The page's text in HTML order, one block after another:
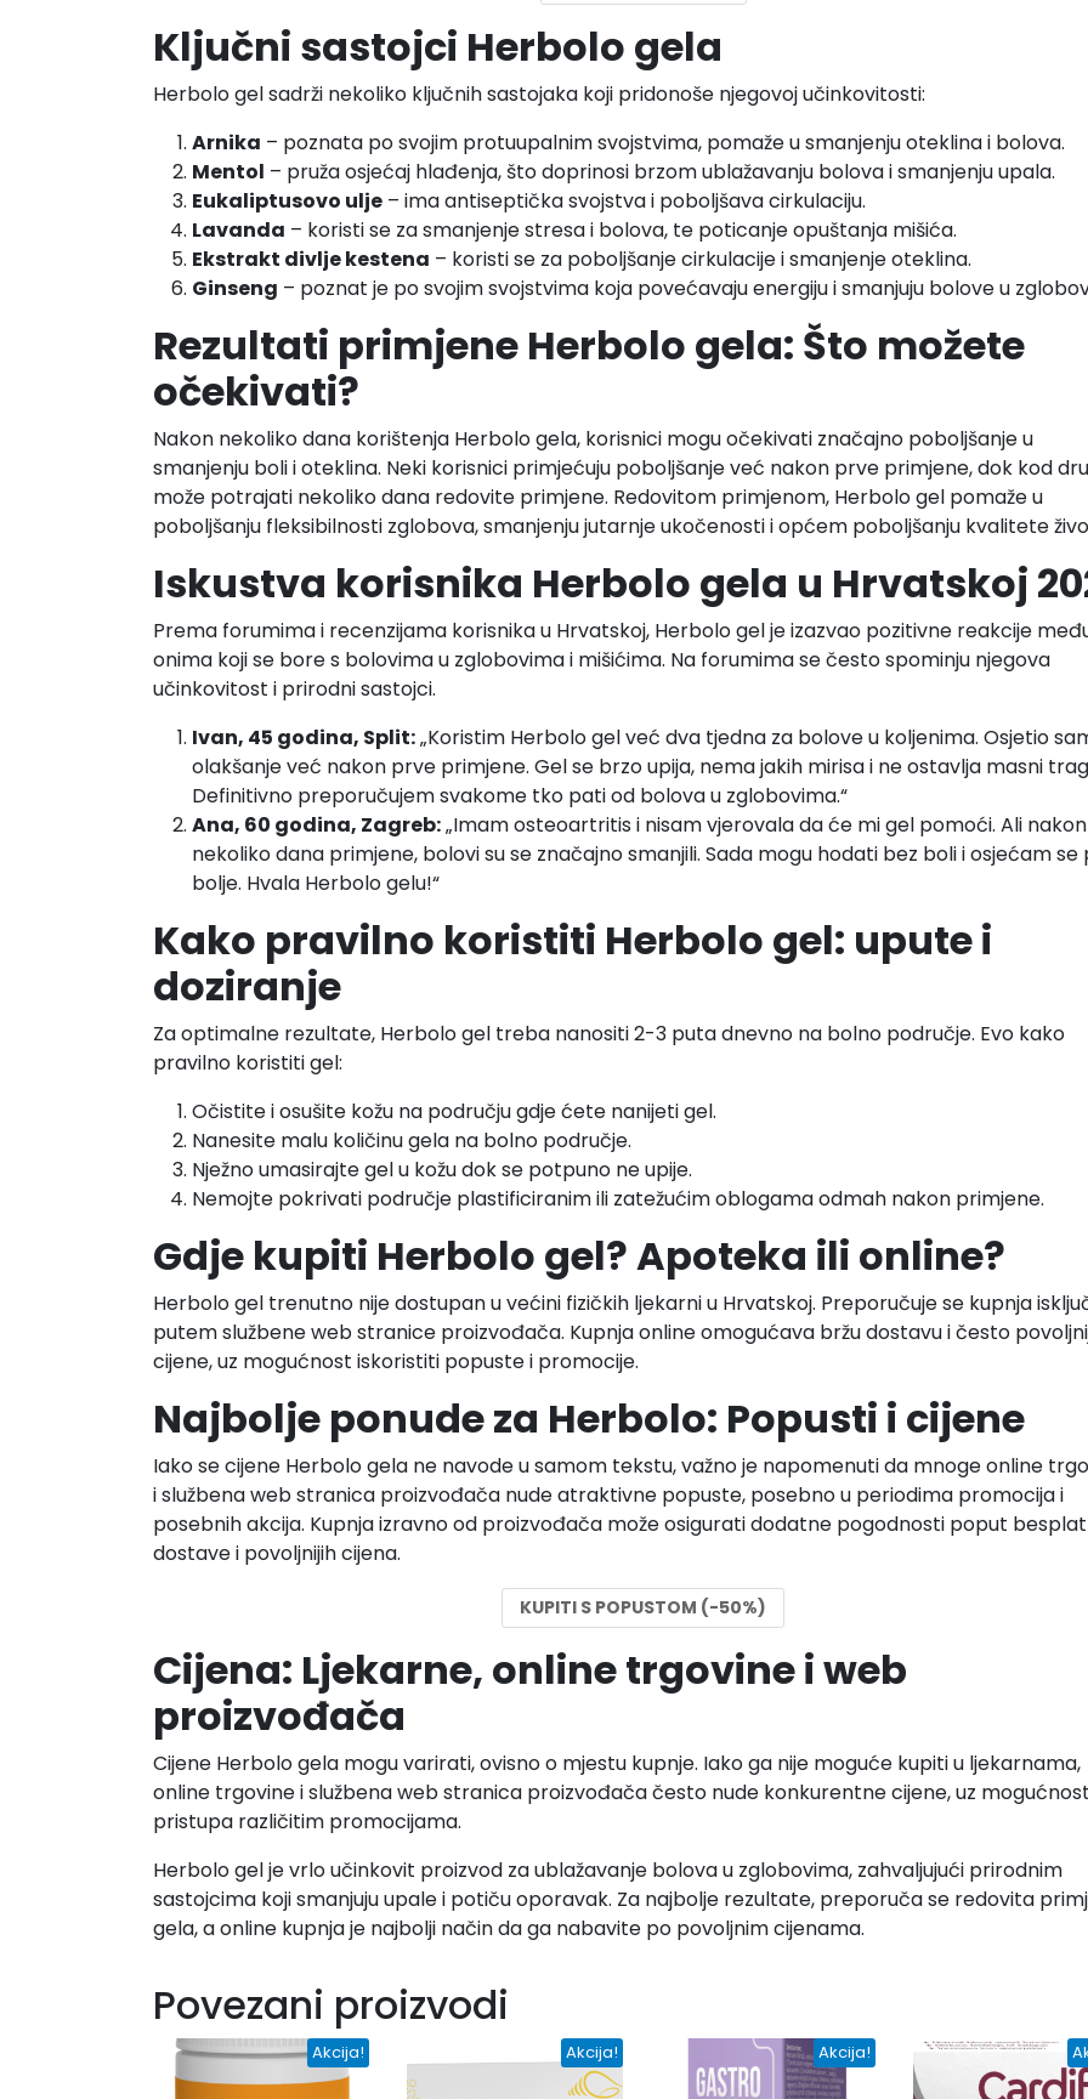
Ključni sastojci Herbolo gela
Herbolo gel sadrži nekoliko ključnih sastojaka koji pridonoše njegovoj učinkovitosti:
Arnika – poznata po svojim protuupalnim svojstvima, pomaže u smanjenju oteklina i bolova.
Mentol – pruža osjećaj hlađenja, što doprinosi brzom ublažavanju bolova i smanjenju upala.
Eukaliptusovo ulje – ima antiseptička svojstva i poboljšava cirkulaciju.
Lavanda – koristi se za smanjenje stresa i bolova, te poticanje opuštanja mišića.
Ekstrakt divlje kestena – koristi se za poboljšanje cirkulacije i smanjenje oteklina.
Ginseng – poznat je po svojim svojstvima koja povećavaju energiju i smanjuju bolove u
Rezultati primjene Herbolo gela: Što možete
očekivati?
Nakon nekoliko dana korištenja Herbolo gela, korisnici mogu očekivati značajno poboljšanje u
smanjenju boli i oteklina. Neki korisnici primjećuju poboljšanje već nakon prve primjene, dok kod
može potrajati nekoliko dana redovite primjene. Redovitom primjenom, Herbolo gel pomaže u
poboljšanju fleksibilnosti zglobova, smanjenju jutarnje ukočenosti i općem poboljšanju kvalitete
Iskustva korisnika Herbolo gela u Hrvatskoj
Prema forumima i recenzijama korisnika u Hrvatskoj, Herbolo gel je izazvao pozitivne reakcije
onima koji se bore s bolovima u zglobovima i mišićima. Na forumima se često spominju njegova
učinkovitost i prirodni sastojci.
Ivan, 45 godina, Split:„Koristim Herbolo gel već dva tjedna za bolove u koljenima. Osjetio
olakšanje već nakon prve primjene. Gel se brzo upija, nema jakih mirisa i ne ostavlja masni
Definitivno preporučujem svakome tko pati od bolova u zglobovima.“
Ana, 60 godina, Zagreb:„Imam osteoartritis i nisam vjerovala da će mi gel pomoći. Ali nakon
nekoliko dana primjene, bolovi su se značajno smanjili. Sada mogu hodati bez boli i osjećam se
bolje. Hvala Herbolo gelu!“
Kako pravilno koristiti Herbolo gel: upute i
doziranje
Za optimalne rezultate, Herbolo gel treba nanositi 2-3 puta dnevno na bolno područje. Evo kako
pravilno koristiti gel:
Očistite i osušite kožu na području gdje ćete nanijeti gel.
Nanesite malu količinu gela na bolno područje.
Nježno umasirajte gel u kožu dok se potpuno ne upije.
Nemojte pokrivati područje plastificiranim ili zatežućim oblogama odmah nakon primjene.
Gdje kupiti Herbolo gel? Apoteka ili online?
Herbolo gel trenutno nije dostupan u većini fizičkih ljekarni u Hrvatskoj. Preporučuje se kupnja
putem službene web stranice proizvođača. Kupnja online omogućava bržu dostavu i često
cijene, uz mogućnost iskoristiti popuste i promocije.
Najbolje ponude za Herbolo: Popusti i cijene
Iako se cijene Herbolo gela ne navode u samom tekstu, važno je napomenuti da mnoge online
i službena web stranica proizvođača nude atraktivne popuste, posebno u periodima promocija i
posebnih akcija. Kupnja izravno od proizvođača može osigurati dodatne pogodnosti poput
dostave i povoljnijih cijena.
KUPITI S POPUSTOM (-50%)
Cijena: Ljekarne, online trgovine i web
proizvođača
Cijene Herbolo gela mogu varirati, ovisno o mjestu kupnje. Iako ga nije moguće kupiti u ljekarnama,
online trgovine i službena web stranica proizvođača često nude konkurentne cijene, uz mogućnost
pristupa različitim promocijama.
Herbolo gel je vrlo učinkovit proizvod za ublažavanje bolova u zglobovima, zahvaljujući prirodnim
sastojcima koji smanjuju upale i potiču oporavak. Za najbolje rezultate, preporuča se redovita
gela, a online kupnja je najbolji način da ga nabavite po povoljnim cijenama.
Povezani proizvodi
Akcija! Akcija! Akcija!